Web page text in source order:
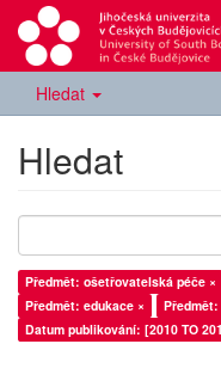
Hledat
Hledat
Předmět: ošetřovatelská péče ×
Předmět: edukace ×
Datum publikování: [2010 TO